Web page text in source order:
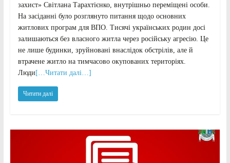
захист» Світлана Тарахтієнко, внутрішньо переміщені особи.
На засіданні було розглянуто питання щодо основних
житлових програм для ВПО. Тисячі українських родин досі
залишаються без власного житла через російську агресію. Це
не лише будинки, зруйновані внаслідок обстрілів, але й
втрачене житло на тимчасово окупованих територіях.
Люди […Читати далі…]
Читати далі